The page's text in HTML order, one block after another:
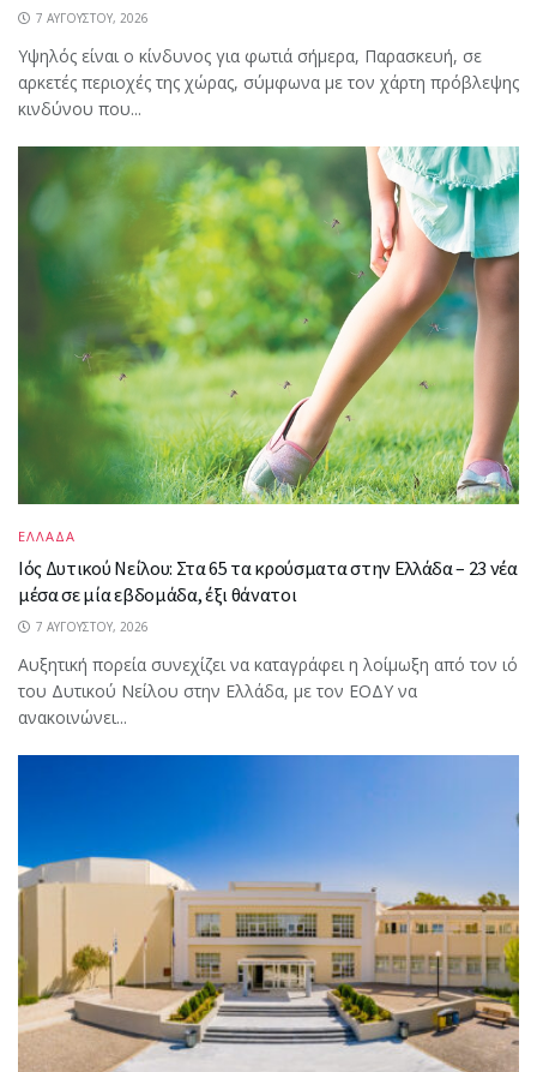
7 ΑΥΓΟΎΣΤΟΥ, 2026
Υψηλός είναι ο κίνδυνος για φωτιά σήμερα, Παρασκευή, σε
αρκετές περιοχές της χώρας, σύμφωνα με τον χάρτη πρόβλεψης
κινδύνου που...
ΕΛΛΑΔΑ
Ιός Δυτικού Νείλου: Στα 65 τα κρούσματα στην Ελλάδα – 23 νέα
μέσα σε μία εβδομάδα, έξι θάνατοι
7 ΑΥΓΟΎΣΤΟΥ, 2026
Αυξητική πορεία συνεχίζει να καταγράφει η λοίμωξη από τον ιό
του Δυτικού Νείλου στην Ελλάδα, με τον ΕΟΔΥ να
ανακοινώνει...